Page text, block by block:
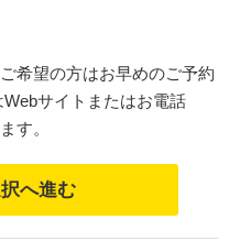
希望の方はお早めのご予約
サイトまたはお電話
す。
へ進む